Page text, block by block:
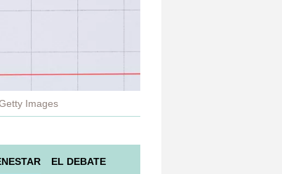
Images
EL DEBATE